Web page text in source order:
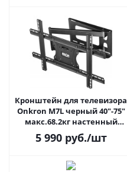
Кронштейн для телевизора
Onkron M7L черный 40"-75"
макс.68.2кг настенный
поворот и наклон
5 990руб./шт